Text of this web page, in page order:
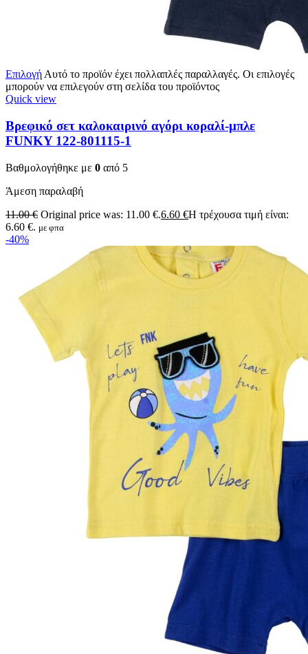
ΕπιλογήΑυτό το προϊόν έχει πολλαπλές παραλλαγές. Οι επιλογές
μπορούν να επιλεγούν στη σελίδα του προϊόντος
Quick view
Βρεφικό σετ καλοκαιρινό αγόρι κοραλί-μπλε
FUNKY 122-801115-1
Βαθμολογήθηκε με 0 από 5
Άμεση παραλαβή
11.00€ Original price was: 11.00 €.6.60 €Η τρέχουσα τιμή είναι:
6.60 €. με φπα
-40%